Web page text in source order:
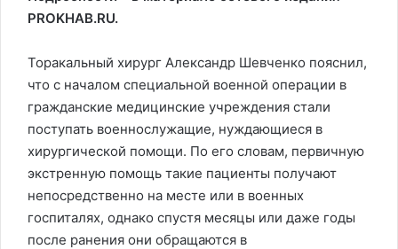
PROKHAB.RU.
Торакальный хирург Александр Шевченко пояснил,
что с началом специальной военной операции в
гражданские медицинские учреждения стали
поступать военнослужащие, нуждающиеся в
хирургической помощи. По его словам, первичную
экстренную помощь такие пациенты получают
непосредственно на месте или в военных
госпиталях, однако спустя месяцы или даже годы
после ранения они обращаются в